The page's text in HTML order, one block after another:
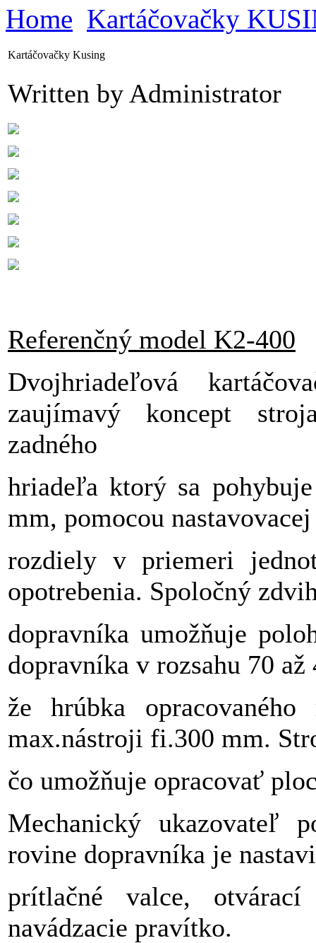
Home Kartáčovačky
Kartáčovačky Kusing
Written by Administrator
Referenčný model K2-400
Dvojhriadeľová
zaujímavý koncept
zadného
hriadeľa ktorý sa
mm, pomocou
rozdiely v priemeri
opotrebenia. Spoločný
dopravníka umožňuje
dopravníka v rozsahu 70
že hrúbka
max.nástroji fi.300 mm.
čo umožňuje opracovať
Mechanický ukazovateľ
rovine dopravníka je
prítlačné valce,
navádzacie pravítko.